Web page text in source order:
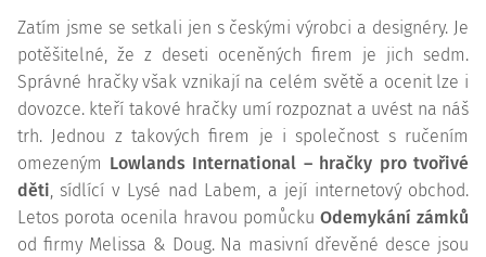
Zatím jsme se setkali jen s českými výrobci a designéry. Je
potěšitelné, že z deseti oceněných firem je jich sedm.
Správné hračky však vznikají na celém světě a ocenit lze i
dovozce. kteří takové hračky umí rozpoznat a uvést na náš
trh. Jednou z takových firem je i společnost s ručením
omezeným Lowlands International – hračky pro tvořivé
děti, sídlící v Lysé nad Labem, a její internetový obchod.
Letos porota ocenila hravou pomůcku Odemykání zámků
od firmy Melissa & Doug. Na masivní dřevěné desce jsou